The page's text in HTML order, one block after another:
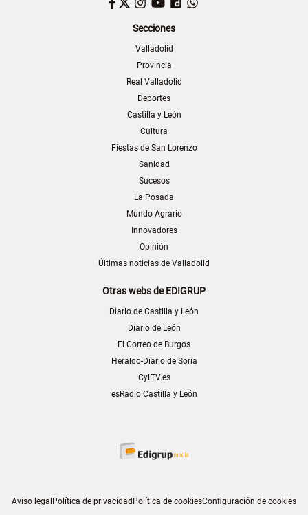
Secciones
Valladolid
Provincia
Real Valladolid
Deportes
Castilla y León
Cultura
Fiestas de San Lorenzo
Sanidad
Sucesos
La Posada
Mundo Agrario
Innovadores
Opinión
Últimas noticias de Valladolid
Otras webs de EDIGRUP
Diario de Castilla y León
Diario de León
El Correo de Burgos
Heraldo-Diario de Soria
CyLTV.es
esRadio Castilla y León
Aviso legalPolítica de privacidadPolítica de cookiesConfiguración de cookies